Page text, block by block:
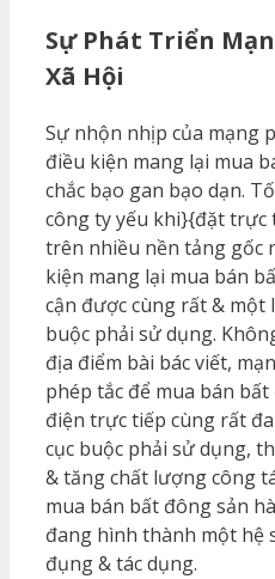
Sự Phát Triển
Xã Hội
Sự nhộn nhịp của mạng
điều kiện mang lại mua
chắc bạo gan bạo dạn.
công ty yếu khi}{đặt trực
trên nhiều nền tảng gốc
kiện mang lại mua bán
cận được cùng rất &
buộc phải sử dụng.
địa điểm bài bác viết,
phép tắc để mua bán
điện trực tiếp cùng rất
cục buộc phải sử dụng,
& tăng chất lượng công
mua bán bất đông sản
đang hình thành một hệ
đụng & tác dụng.